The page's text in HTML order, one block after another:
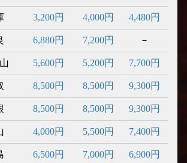
3,200円 4,000円 4,480円
6,880円 7,200円 －
5,600円 5,200円 7,700円
8,500円 8,500円 9,300円
8,500円 8,500円 9,300円
4,000円 5,500円 7,400円
6,500円 7,000円 6,900円